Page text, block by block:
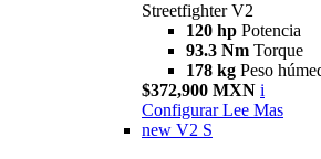
Streetfighter V2
120 hp Potencia
93.3 Nm Torque
178 kg Peso
$372,900 MXN i
Configurar Lee Mas
new V2 S